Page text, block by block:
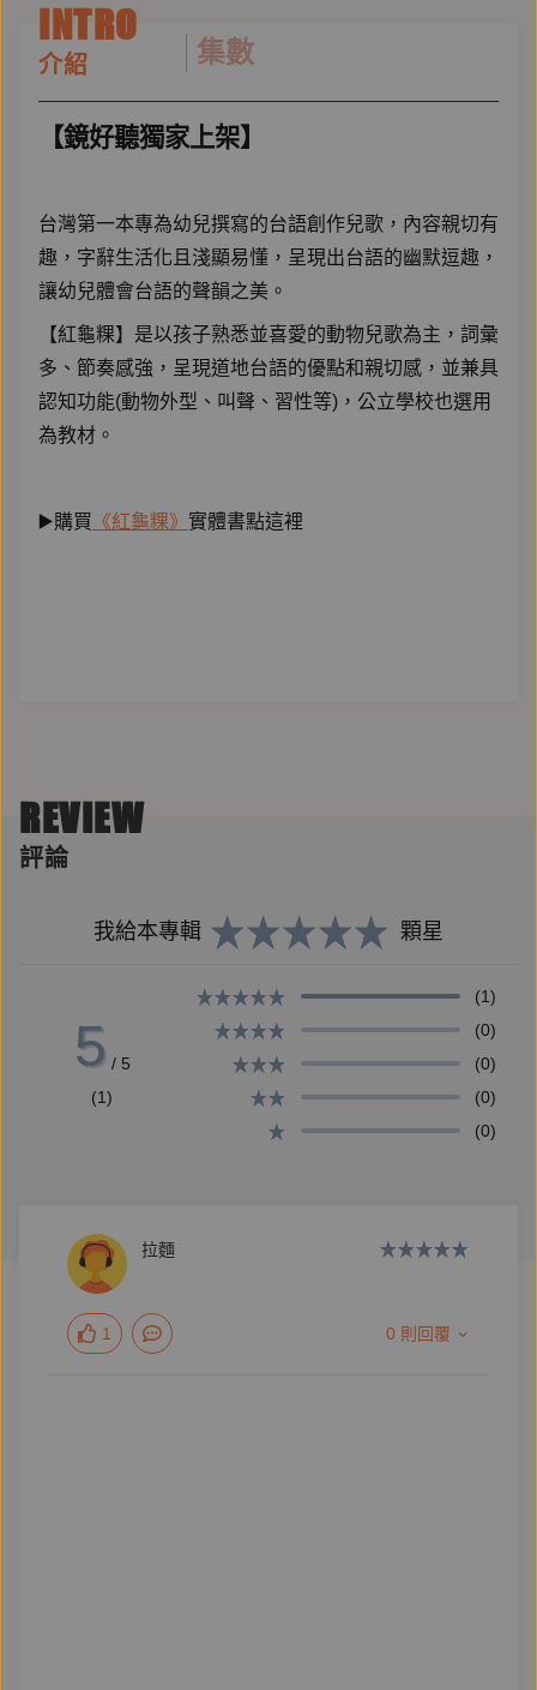
INTRO
介紹 集數
【鏡好聽獨家上架】
台灣第一本專為幼兒撰寫的台語創作兒歌，內容親切有
趣，字辭生活化且淺顯易懂，呈現出台語的幽默逗趣，
讓幼兒體會台語的聲韻之美。
【紅龜粿】是以孩子熟悉並喜愛的動物兒歌為主，詞彙
多、節奏感強，呈現道地台語的優點和親切感，並兼具
認知功能(動物外型、叫聲、習性等)，公立學校也選用
為教材。
▶️購買 《紅龜粿》 實體書點這裡
REVIEW
評論
我給本專輯 顆星
5 / 5
(1)
(1)
(0)
(0)
(0)
(0)
拉麵
1 0 則回覆